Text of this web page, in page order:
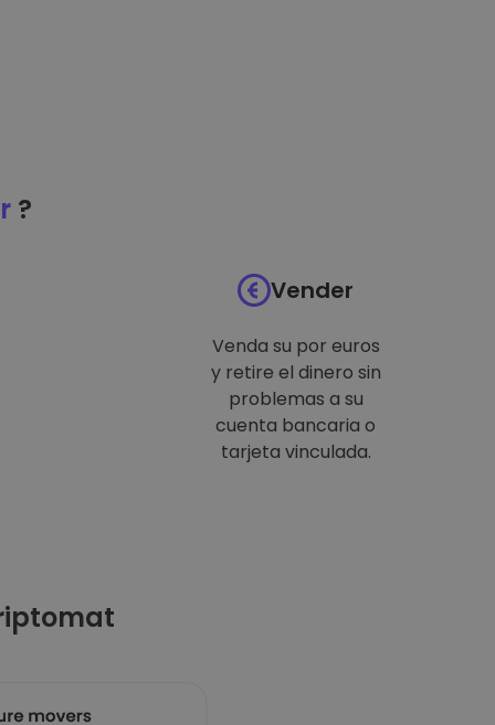
?
Vender
Venda su por euros
y retire el dinero sin
problemas a su
cuenta bancaria o
tarjeta vinculada.